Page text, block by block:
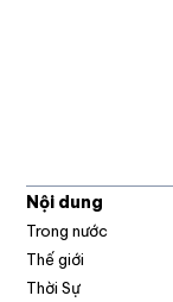
Nội dung
Trong nước
Thế giới
Thời Sự